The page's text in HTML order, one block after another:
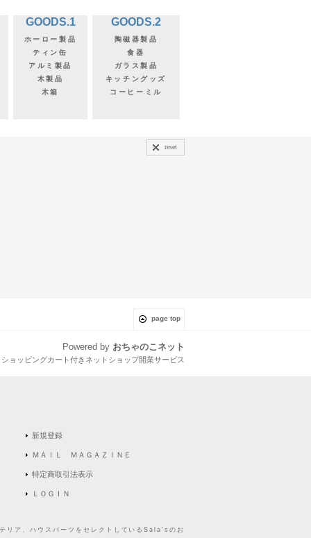
GOODS.1
ホーロー製品
ティン缶
アルミ製品
木製品
木箱
GOODS.2
陶磁器製品
食器
ガラス製品
キッチングッズ
コーヒーミル
reset
page top
Powered by おちゃのこネット
ョッピングカート付きネットショップ開業サービス
新規登録
ＭＡＩＬ ＭＡＧＡＺＩＮＥ
特定商取引法表示
ＬＯＧＩＮ
リア、ハウスパーツをセレクトしているSala'sのお